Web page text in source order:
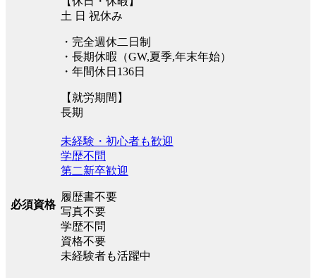
土 日 祝休み
・完全週休二日制
・長期休暇（GW,夏季,年末年始）
・年間休日136日
【就労期間】
長期
必須資格
未経験・初心者も歓迎
学歴不問
第二新卒歓迎
履歴書不要
写真不要
学歴不問
資格不要
未経験者も活躍中